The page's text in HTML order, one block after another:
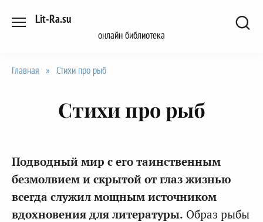
Lit-Ra.su
онлайн библиотека
Главная » Стихи про рыб
Стихи про рыб
Подводный мир с его таинственным
безмолвием и скрытой от глаз жизнью
всегда служил мощным источником
вдохновения для литературы. Образ рыбы